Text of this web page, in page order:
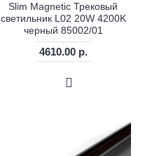
Slim Magnetic Трековый
светильник L02 20W 4200K
черный 85002/01
4610.00 р.